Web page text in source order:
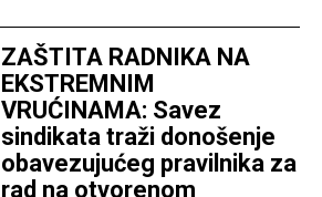
ZAŠTITA RADNIKA NA
EKSTREMNIM
VRUĆINAMA: Savez
sindikata traži donošenje
obavezujućeg pravilnika za
rad na otvorenom